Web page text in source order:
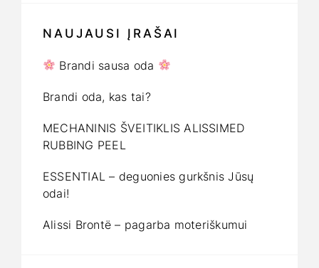
NAUJAUSI ĮRAŠAI
Brandi sausa oda
Brandi oda, kas tai?
MECHANINIS ŠVEITIKLIS ALISSIMED
RUBBING PEEL
ESSENTIAL – deguonies gurkšnis Jūsų
odai!
Alissi Brontë – pagarba moteriškumui